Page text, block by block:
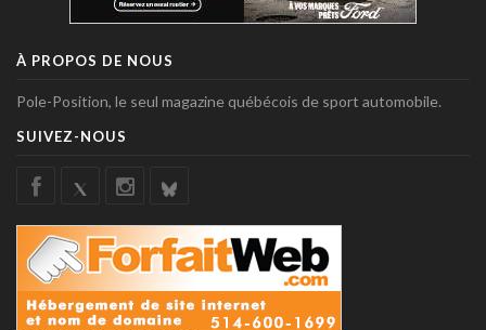
À PROPOS DE NOUS
Pole-Position, le seul magazine québécois de sport automobile.
SUIVEZ-NOUS